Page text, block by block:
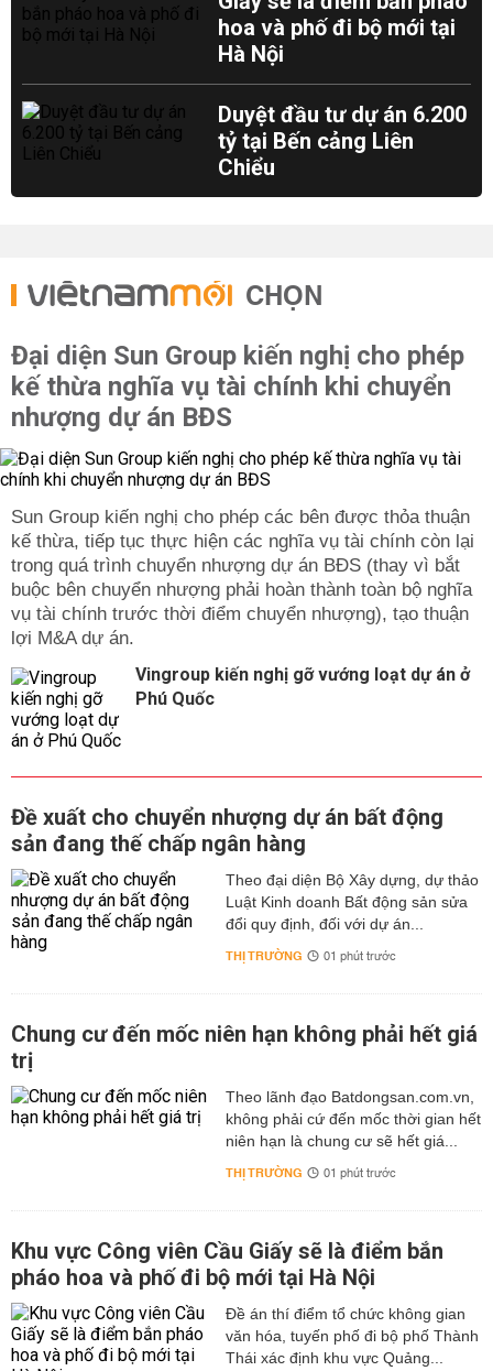
hoa và phố đi bộ mới tại
Hà Nội
Duyệt đầu tư dự án 6.200
tỷ tại Bến cảng Liên
Chiểu
CHỌN
Đại diện Sun Group kiến nghị cho phép
kế thừa nghĩa vụ tài chính khi chuyển
nhượng dự án BĐS
Sun Group kiến nghị cho phép các bên được thỏa thuận
kế thừa, tiếp tục thực hiện các nghĩa vụ tài chính còn lại
trong quá trình chuyển nhượng dự án BĐS (thay vì bắt
buộc bên chuyển nhượng phải hoàn thành toàn bộ nghĩa
vụ tài chính trước thời điểm chuyển nhượng), tạo thuận
lợi M&A dự án.
Vingroup kiến nghị gỡ vướng loạt dự án ở
Phú Quốc
Đề xuất cho chuyển nhượng dự án bất động
sản đang thế chấp ngân hàng
Theo đại diện Bộ Xây dựng, dự thảo
Luật Kinh doanh Bất động sản sửa
đổi quy định, đối với dự án...
THỊ TRƯỜNG 01 phút trước
Chung cư đến mốc niên hạn không phải hết giá
trị
Theo lãnh đạo Batdongsan.com.vn,
không phải cứ đến mốc thời gian hết
niên hạn là chung cư sẽ hết giá...
THỊ TRƯỜNG 01 phút trước
Khu vực Công viên Cầu Giấy sẽ là điểm bắn
pháo hoa và phố đi bộ mới tại Hà Nội
Đề án thí điểm tổ chức không gian
văn hóa, tuyến phố đi bộ phố Thành
Thái xác định khu vực Quảng...